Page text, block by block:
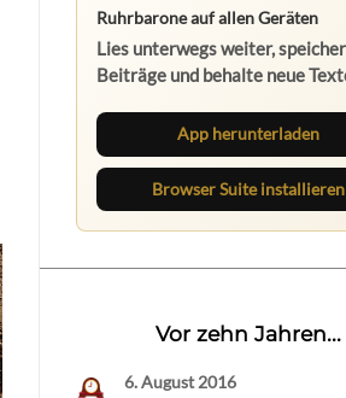
App herunterladen
Browser Suite installieren
Vor zehn Jahren...
6. August 2016